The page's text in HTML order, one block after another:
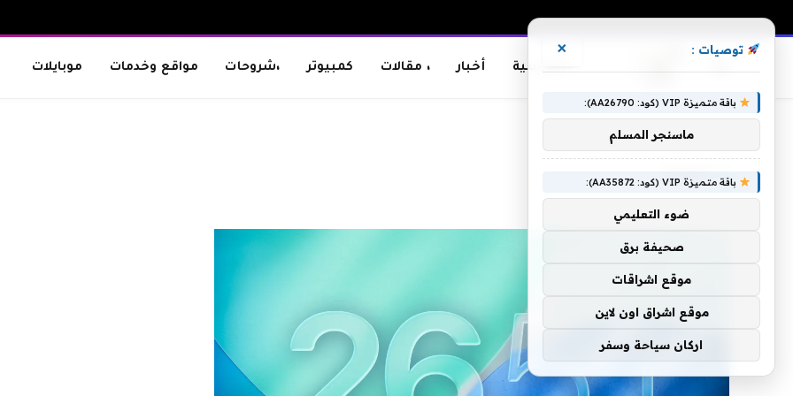
الرئيسية أخبار ، مقالات كمبيوتر ،شروحات مواقع وخدمات موبايلات
الهامة
توصيات : ×
باقة متميزة VIP (كود: AA26790):
ماسنجر المسلم
باقة متميزة VIP (كود: AA35872):
ضوء التعليمي
صحيفة برق
موقع اشراقات
موقع اشراق اون لاين
اركان سياحة وسفر